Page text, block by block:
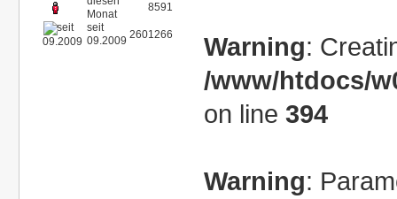
Monat
8591
seit
09.2009 2601266 Warning:
/www/htdocs/
on line 394
Warning: